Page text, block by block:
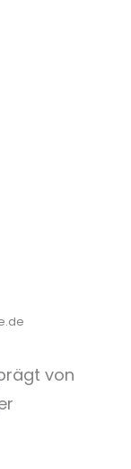
von